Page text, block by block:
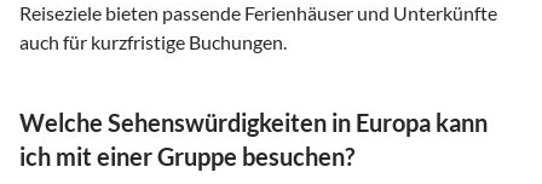
Reiseziele bieten passende Ferienhäuser und Unterkünfte
auch für kurzfristige Buchungen.
Welche Sehenswürdigkeiten in Europa kann
ich mit einer Gruppe besuchen?